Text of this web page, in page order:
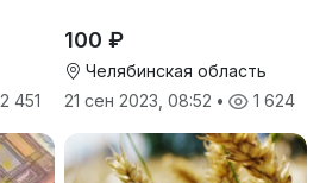
2 451
100 ₽
Челябинская область
21 сен 2023, 08:52 • 1 624